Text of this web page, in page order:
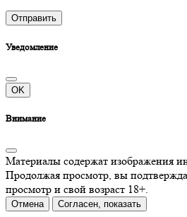
Отправить
Уведомление
OK
Внимание
Материалы содержат изображения
Продолжая просмотр, вы
просмотр и свой возраст 18+.
Отмена Согласен, показать